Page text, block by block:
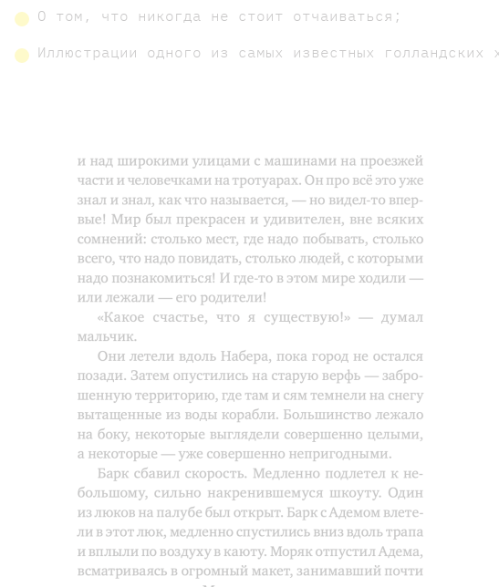
О том, что никогда не стоит отчаиваться;
Иллюстрации одного из самых известных